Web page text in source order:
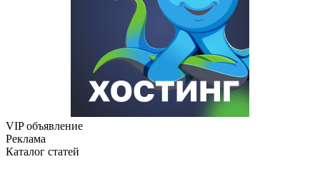
VIP объявление
Реклама
Каталог статей